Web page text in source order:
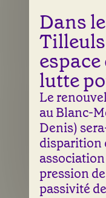
Dans
lutte
Le
au Blanc-
Denis)
disparition
pression
passivité